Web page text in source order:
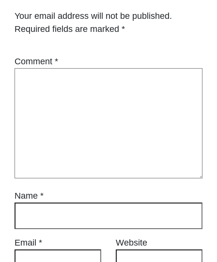
Your email address will not be published.
Required fields are marked *
Comment *
Name *
Email * Website